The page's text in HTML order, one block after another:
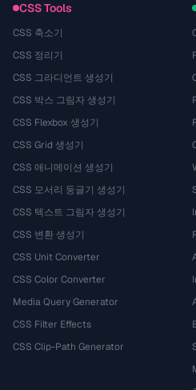
CSS Tools
CSS 축소기
CSS 정리기
CSS 그라디언트 생성기
CSS 박스 그림자 생성기
CSS Flexbox 생성기
CSS Grid 생성기
CSS 애니메이션 생성기
CSS 모서리 둥글기 생성기
CSS 텍스트 그림자 생성기
CSS 변환 생성기
CSS Unit Converter
CSS Color Converter
Media Query Generator
CSS Filter Effects
CSS Clip-Path Generator